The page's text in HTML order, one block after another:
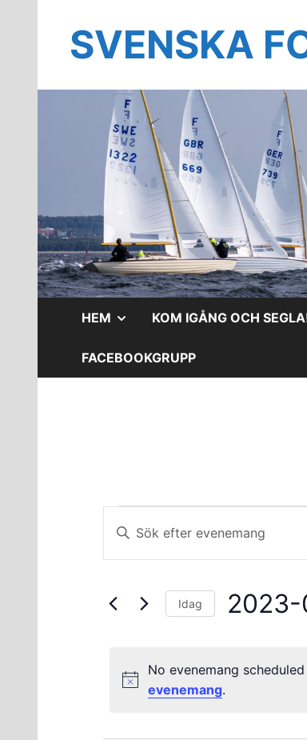
innehållSVENSKA
HEM VISA
UNDERMENY
KOM IGÅNG OCH
FACEBOOKGRUPP
Evenemang
för
29
2023No evenemang
evenemang.
Views
Ange
nyckelord.
Sök
Evenemang
Idag